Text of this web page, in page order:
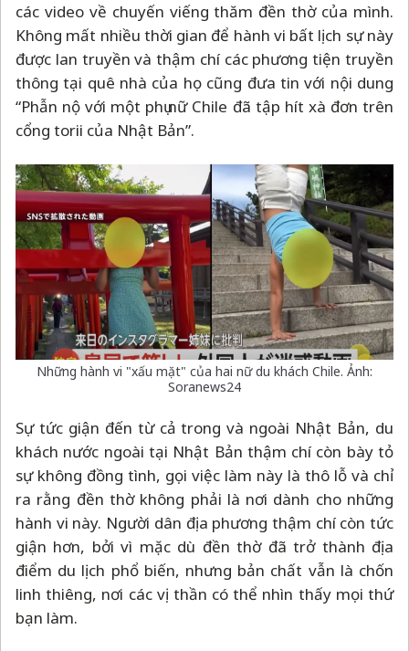
các video về chuyến viếng thăm đền thờ của mình.
Không mất nhiều thời gian để hành vi bất lịch sự này
được lan truyền và thậm chí các phương tiện truyền
thông tại quê nhà của họ cũng đưa tin với nội dung
“Phẫn nộ với một phụ nữ Chile đã tập hít xà đơn trên
cổng torii của Nhật Bản”.
Những hành vi "xấu mặt" của hai nữ du khách Chile. Ảnh:
Soranews24
Sự tức giận đến từ cả trong và ngoài Nhật Bản, du
khách nước ngoài tại Nhật Bản thậm chí còn bày tỏ
sự không đồng tình, gọi việc làm này là thô lỗ và chỉ
ra rằng đền thờ không phải là nơi dành cho những
hành vi này. Người dân địa phương thậm chí còn tức
giận hơn, bởi vì mặc dù đền thờ đã trở thành địa
điểm du lịch phổ biến, nhưng bản chất vẫn là chốn
linh thiêng, nơi các vị thần có thể nhìn thấy mọi thứ
bạn làm.